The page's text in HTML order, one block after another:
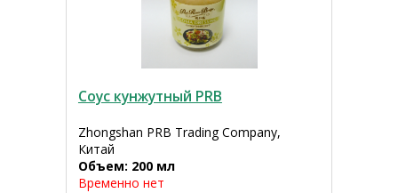
Соус кунжутный PRB
Zhongshan PRB Trading Company,
Китай
Объем: 200 мл
Временно нет